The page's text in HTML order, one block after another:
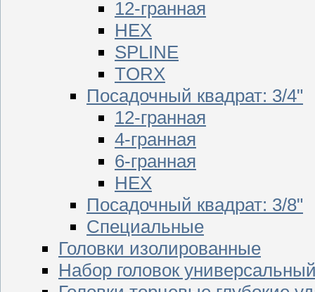
12-гранная
HEX
SPLINE
TORX
Посадочный квадрат: 3/4"
12-гранная
4-гранная
6-гранная
HEX
Посадочный квадрат: 3/8"
Специальные
Головки изолированные
Набор головок